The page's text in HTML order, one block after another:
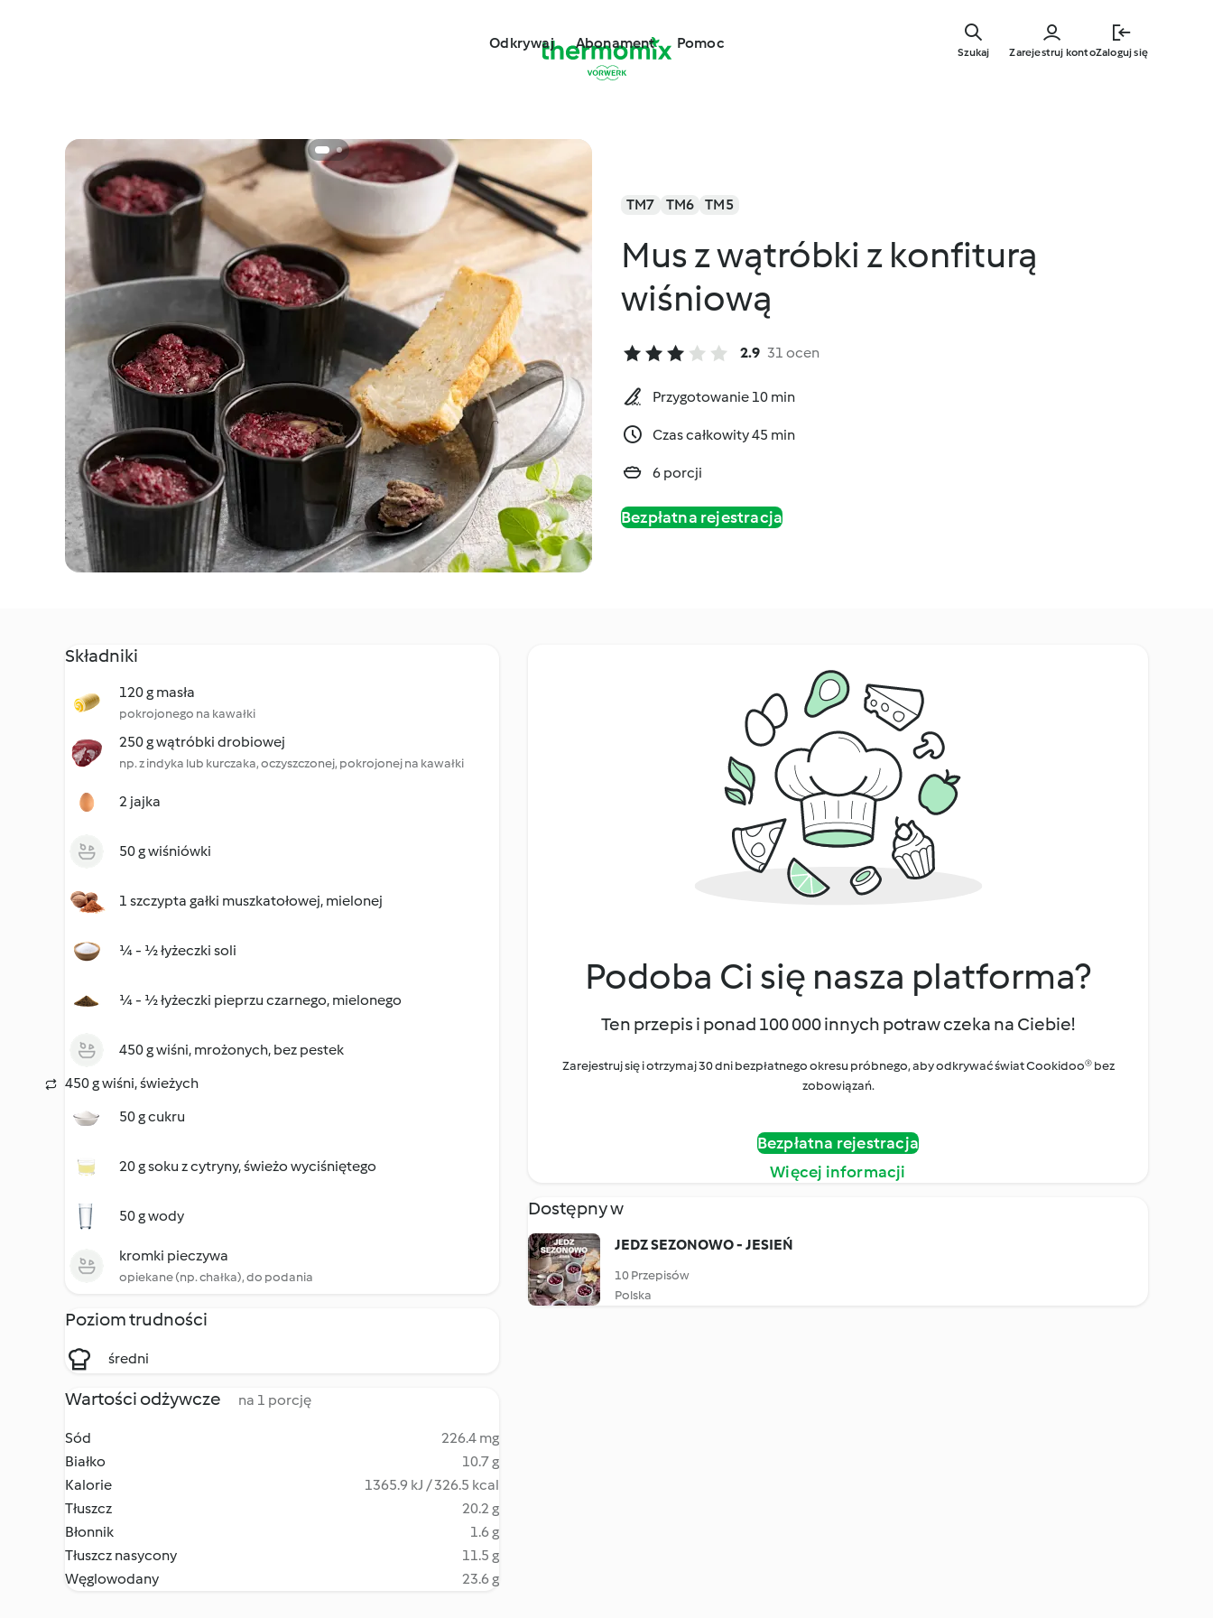
głównej
Odkrywaj Abonament Pomoc
Zarejestruj kontoZaloguj się
Szukaj
TM7 TM6 TM5
Mus z wątróbki z konfiturą
wiśniową
2.9 31 ocen
Przygotowanie 10 min
Czas całkowity 45 min
6 porcji
Bezpłatna rejestracja
Składniki
120 g masła
pokrojonego na kawałki
250 g wątróbki drobiowej
np. z indyka lub kurczaka, oczyszczonej, pokrojonej na kawałki
2 jajka
50 g wiśniówki
1 szczypta gałki muszkatołowej, mielonej
¼ - ½ łyżeczki soli
¼ - ½ łyżeczki pieprzu czarnego, mielonego
450 g wiśni, mrożonych, bez pestek
450 g wiśni, świeżych
50 g cukru
20 g soku z cytryny, świeżo wyciśniętego
50 g wody
kromki pieczywa
opiekane (np. chałka), do podania
Poziom trudności
średni
Wartości odżywcze na 1 porcję
Sód
226.4 mg
Białko
10.7 g
Kalorie
1365.9 kJ / 326.5 kcal
Tłuszcz
20.2 g
Błonnik
1.6 g
Tłuszcz nasycony
11.5 g
Węglowodany
23.6 g
Podoba Ci się nasza platforma?
Ten przepis i ponad 100 000 innych potraw czeka na Ciebie!
Zarejestruj się i otrzymaj 30 dni bezpłatnego okresu próbnego, aby odkrywać świat Cookidoo® bez
zobowiązań.
Bezpłatna rejestracja
Więcej informacji
Dostępny w
JEDZ SEZONOWO - JESIEŃ
10 Przepisów
Polska